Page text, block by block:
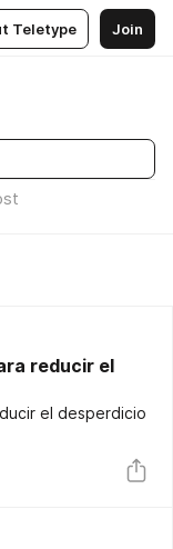
Teletype Join
reducir el
el desperdicio